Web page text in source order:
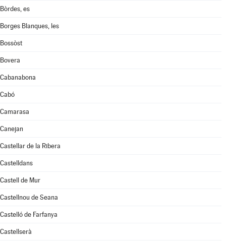
Bòrdes, es
Borges Blanques, les
Bossòst
Bovera
Cabanabona
Cabó
Camarasa
Canejan
Castellar de la Ribera
Castelldans
Castell de Mur
Castellnou de Seana
Castelló de Farfanya
Castellserà